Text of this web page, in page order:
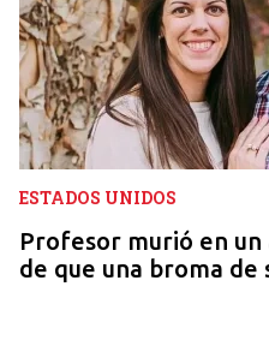
ESTADOS UNIDOS
Profesor murió en un
de que una broma de